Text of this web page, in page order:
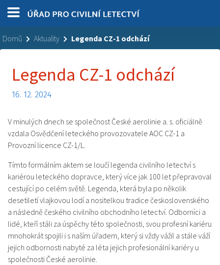
Domů Aktuality Legenda CZ-1 odchází
Legenda CZ-1 odchází
16. 12. 2024
V minulých dnech se společnost České aerolinie a. s. oficiálně
vzdala Osvědčení leteckého provozovatele AOC CZ-1 a
Provozní licence CZ-1/L.
Tímto formálním aktem se loučí legenda civilního letectví s
kariérou leteckého dopravce, který více jak 100 let přepravoval
cestující po celém světě. Legenda, která byla po několik
desetiletí vlajkovou lodí a nositelkou tradice československého
a následně českého civilního obchodního letectví. Odborníci a
lidé, kteří stáli za úspěchy této společnosti, svou profesní kariéru
mnohokrát spojili i s naším úřadem, který si vždy vážil a stále váží
jejich odbornosti nabyté za léta jejich profesionální kariéry u
společnosti České aerolinie.